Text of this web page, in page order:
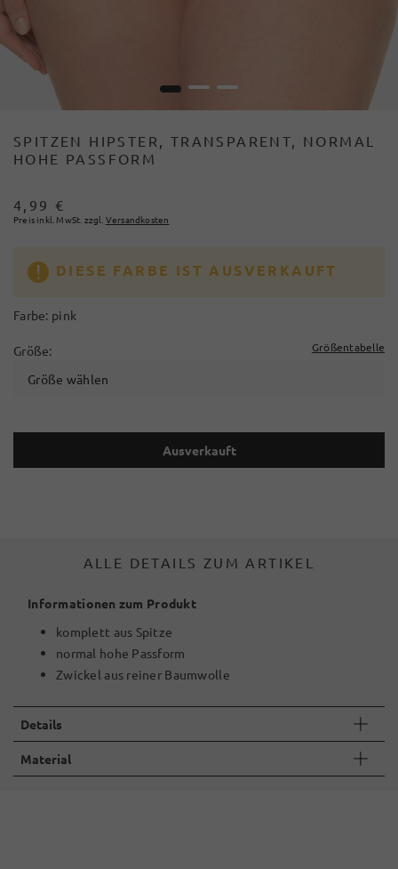
1 2 3
SPITZEN HIPSTER, TRANSPARENT, NORMAL
HOHE PASSFORM
4,99 €
Preis inkl. MwSt. zzgl. Versandkosten
DIESE FARBE IST AUSVERKAUFT
Farbe: pink
Größe: Größentabelle
Größe wählen
Ausverkauft
ALLE DETAILS ZUM ARTIKEL
Informationen zum Produkt
komplett aus Spitze
normal hohe Passform
Zwickel aus reiner Baumwolle
Details
Material